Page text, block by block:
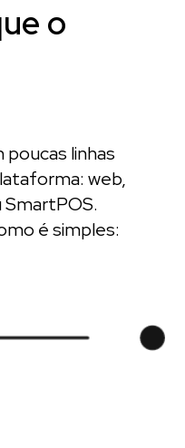
o
linhas
web,
é simples: